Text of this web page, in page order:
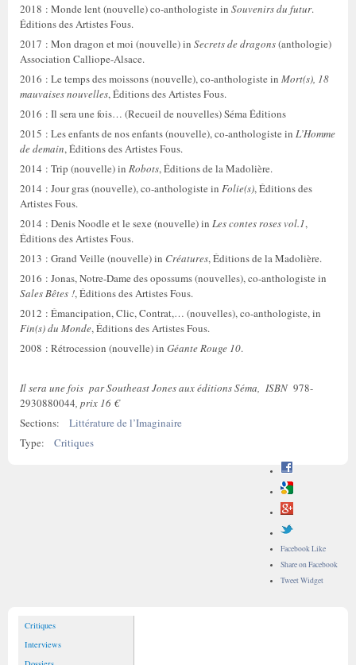
2018 : Monde lent (nouvelle) co-anthologiste in Souvenirs du futur.
Éditions des Artistes Fous.
2017 : Mon dragon et moi (nouvelle) in Secrets de dragons(anthologie)
Association Calliope-Alsace.
2016 : Le temps des moissons (nouvelle), co-anthologiste in Mort(s), 18
mauvaises nouvelles, Éditions des Artistes Fous.
2016 : Il sera une fois… (Recueil de nouvelles) Séma Éditions
2015 : Les enfants de nos enfants (nouvelle), co-anthologiste in L’Homme
de demain, Éditions des Artistes Fous.
2014 : Trip (nouvelle) in Robots, Éditions de la Madolière.
2014 : Jour gras (nouvelle), co-anthologiste in Folie(s), Éditions des
Artistes Fous.
2014 : Denis Noodle et le sexe (nouvelle) in Les contes roses vol.1,
Éditions des Artistes Fous.
2013 : Grand Veille (nouvelle) in Créatures, Éditions de la Madolière.
2016 : Jonas, Notre-Dame des opossums (nouvelles), co-anthologiste in
Sales Bêtes !, Éditions des Artistes Fous.
2012 : Émancipation, Clic, Contrat,… (nouvelles), co-anthologiste, in
Fin(s) du Monde, Éditions des Artistes Fous.
2008 : Rétrocession (nouvelle) in Géante Rouge 10.
Il sera une fois par Southeast Jones aux éditions Séma, ISBN 978-
2930880044, prix 16 €
Sections:
Littérature de l’Imaginaire
Type:
Critiques
Facebook Like
Share on Facebook
Tweet Widget
Critiques
Interviews